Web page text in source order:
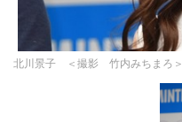
北川景子 ＜撮影 竹内みちまろ＞